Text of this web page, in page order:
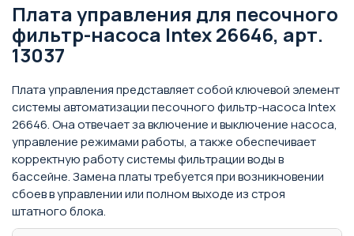
Плата управления для песочного
фильтр-насоса Intex 26646, арт.
13037
Плата управления представляет собой ключевой элемент
системы автоматизации песочного фильтр-насоса Intex
26646. Она отвечает за включение и выключение насоса,
управление режимами работы, а также обеспечивает
корректную работу системы фильтрации воды в
бассейне. Замена платы требуется при возникновении
сбоев в управлении или полном выходе из строя
штатного блока.